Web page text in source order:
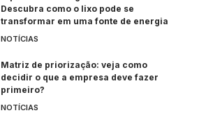
Descubra como o lixo pode se
transformar em uma fonte de energia
NOTÍCIAS
Matriz de priorização: veja como
decidir o que a empresa deve fazer
primeiro?
NOTÍCIAS